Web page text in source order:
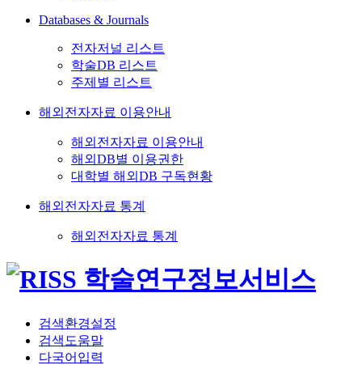
Databases & Journals
전자저널 리스트
학술DB 리스트
주제별 리스트
해외전자자료 이용안내
해외전자자료 이용안내
해외DB별 이용권한
대학별 해외DB 구독현황
해외전자자료 통계
해외전자자료 통계
검색환경설정
검색도움말
다국어입력